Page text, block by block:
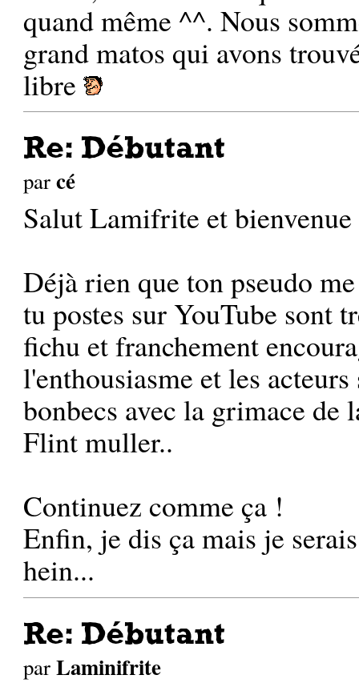
quand même ^^. Nous
grand matos qui avons
libre
Re: Débutant
parcé
Salut Lamifrite et
Déjà rien que ton pseudo
tu postes sur YouTube sont
fichu et franchement
l'enthousiasme et les
bonbecs avec la grimace de
Flint muller..
Continuez comme ça !
Enfin, je dis ça mais je
hein...
Re: Débutant
parLaminifrite